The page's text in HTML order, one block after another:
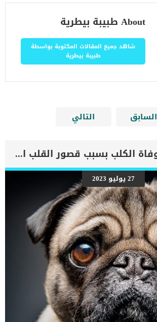
About طبيبة بيطرية
شاهد جميع المقالات المكتوبة بواسطة
طبيبة بيطرية
السابق التالي
اهم علامات وفاة الكلب بسبب قصور القلب الاحتقانى
27 يوليو 2023